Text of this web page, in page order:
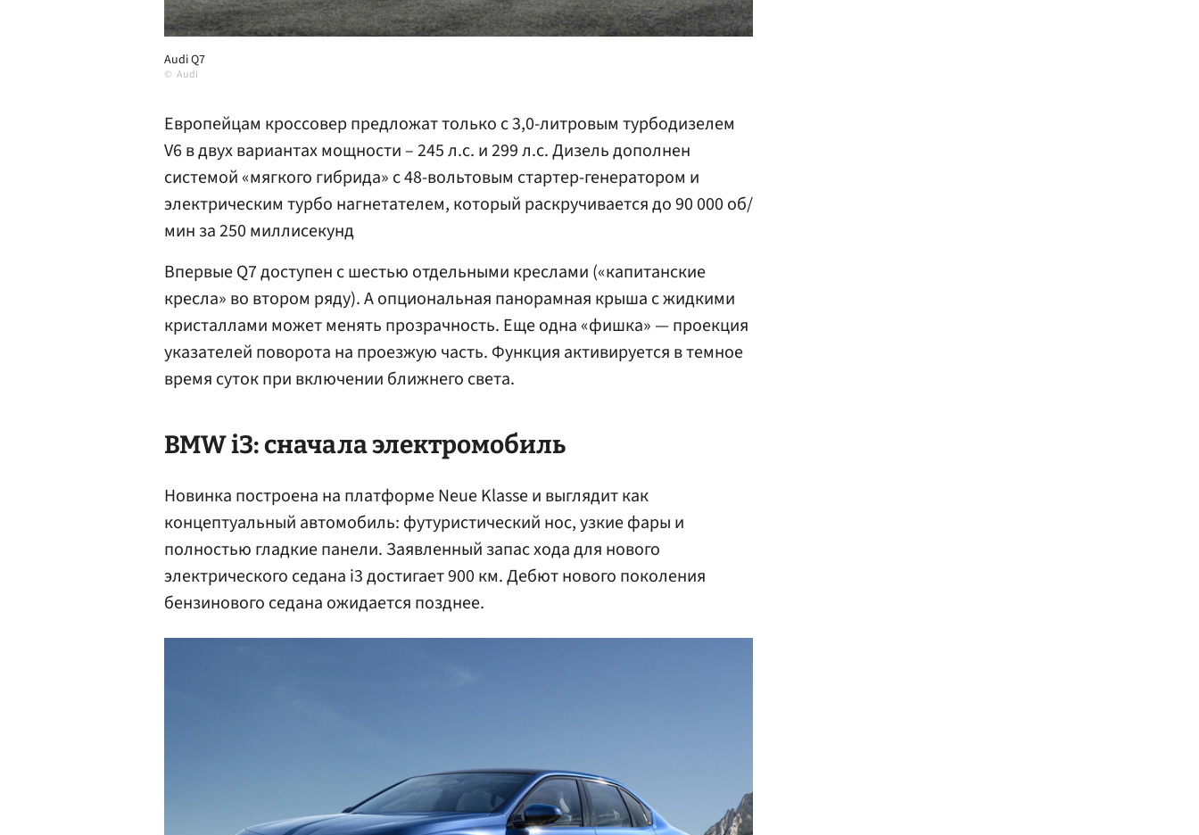
Audi Q7
Audi
Европейцам кроссовер предложат только с 3,0-литровым турбодизелем
V6 в двух вариантах мощности – 245 л.с. и 299 л.с. Дизель дополнен
системой «мягкого гибрида» с 48-вольтовым стартер-генератором и
электрическим турбо нагнетателем, который раскручивается до 90 000 об/
мин за 250 миллисекунд
Впервые Q7 доступен с шестью отдельными креслами («капитанские
кресла» во втором ряду). А опциональная панорамная крыша с жидкими
кристаллами может менять прозрачность. Еще одна «фишка» — проекция
указателей поворота на проезжую часть. Функция активируется в темное
время суток при включении ближнего света.
BMW i3: сначала электромобиль
Новинка построена на платформе Neue Klasse и выглядит как
концептуальный автомобиль: футуристический нос, узкие фары и
полностью гладкие панели. Заявленный запас хода для нового
электрического седана i3 достигает 900 км. Дебют нового поколения
бензинового седана ожидается позднее.